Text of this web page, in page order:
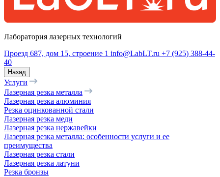
Лаборатория лазерных технологий
Проезд 687, дом 15, строение 1 info@LabLT.ru +7 (925) 388-44-
40
Назад
Услуги
Лазерная резка металла
Лазерная резка алюминия
Резка оцинкованной стали
Лазерная резка меди
Лазерная резка нержавейки
Лазерная резка металла: особенности услуги и ее
преимущества
Лазерная резка стали
Лазерная резка латуни
Резка бронзы